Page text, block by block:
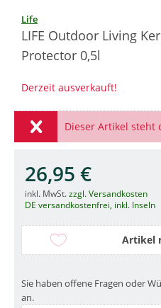
Life
LIFE Outdoor Living
Protector 0,5l
Derzeit ausverkauft!
Dieser Artikel steht
26,95 €
inkl. MwSt.zzgl. Versandkosten
DE versandkostenfrei, inkl. Inseln
Artikel
Sie haben offene Fragen oder
an.